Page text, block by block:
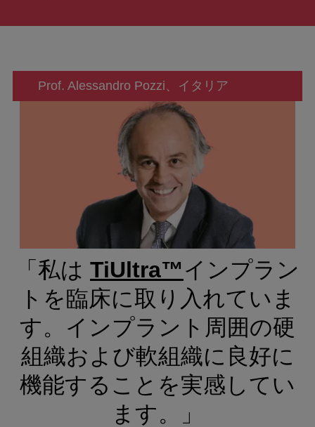
「私は TiUltra™インプラン
トを臨床に取り入れていま
す。インプラント周囲の硬
組織および軟組織に良好に
機能することを実感してい
ます。」
Prof. Alessandro Pozzi、イタリア